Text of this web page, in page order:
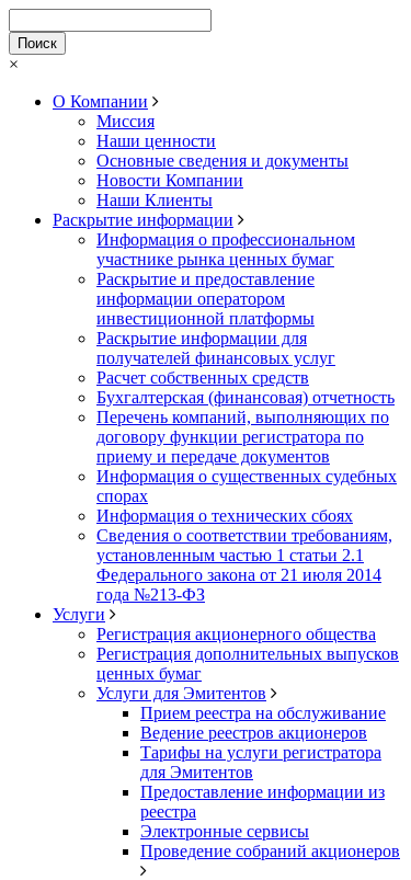
×
О Компании
Миссия
Наши ценности
Основные сведения и документы
Новости Компании
Наши Клиенты
Раскрытие информации
Информация о профессиональном
участнике рынка ценных бумаг
Раскрытие и предоставление
информации оператором
инвестиционной платформы
Раскрытие информации для
получателей финансовых услуг
Расчет собственных средств
Бухгалтерская (финансовая) отчетность
Перечень компаний, выполняющих по
договору функции регистратора по
приему и передаче документов
Информация о существенных судебных
спорах
Информация о технических сбоях
Сведения о соответствии требованиям,
установленным частью 1 статьи 2.1
Федерального закона от 21 июля 2014
года №213-ФЗ
Услуги
Регистрация акционерного общества
Регистрация дополнительных выпусков
ценных бумаг
Услуги для Эмитентов
Прием реестра на обслуживание
Ведение реестров акционеров
Тарифы на услуги регистратора
для Эмитентов
Предоставление информации из
реестра
Электронные сервисы
Проведение собраний акционеров